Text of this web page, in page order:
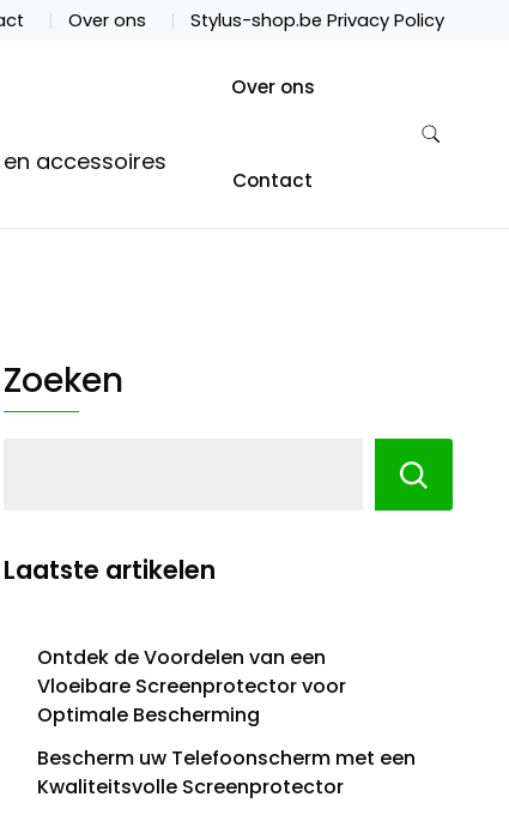
Over ons Stylus-shop.be Privacy Policy
accessoires
Over ons
Contact
Zoeken
Laatste artikelen
Ontdek de Voordelen van een
Vloeibare Screenprotector voor
Optimale Bescherming
Bescherm uw Telefoonscherm met een
Kwaliteitsvolle Screenprotector